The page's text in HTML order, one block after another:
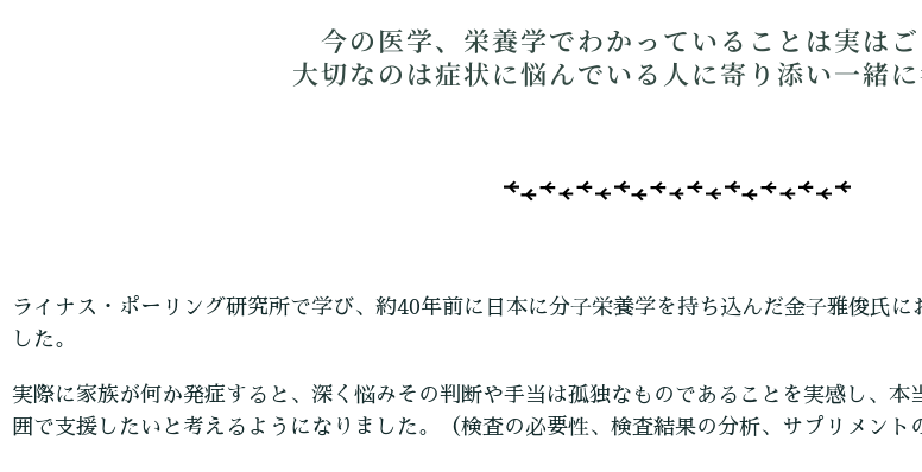
今の医学、栄養学でわかっていることは実はご
大切なのは症状に悩んでいる人に寄り添い一緒
ライナス・ポーリング研究所で学び、約40年前に日本に分子栄養学を持ち込んだ金子雅俊氏
した。
実際に家族が何か発症すると、深く悩みその判断や手当は孤独なものであることを実感し、
囲で支援したいと考えるようになりました。（検査の必要性、検査結果の分析、サプリメント